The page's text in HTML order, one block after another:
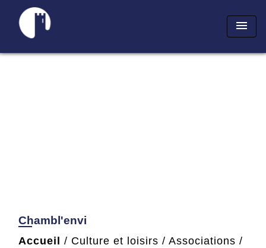
menu
Chambl'envi
Accueil / Culture et loisirs / Associations /